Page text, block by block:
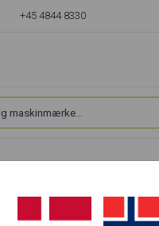
+45 4844 8330
SH75 U